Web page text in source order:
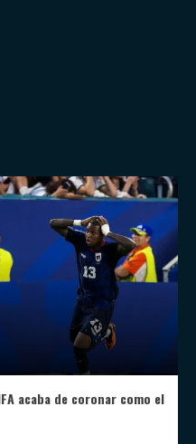
acaba de coronar como el